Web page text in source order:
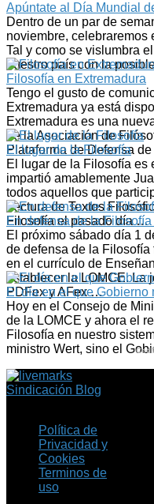
Apúntate al Día Mundial
Dentro de un par de
noviembre, celebraremos
Tal y como se vislumbra
nuestro país con la
Filosofía en Extremadura
Tengo el gusto de
Extremadura ya está
Extremadura es una
de la Asociación de
Plataforma de Defensa
El lugar de la Filosofía
El lugar de la Filosofía es
impartió amablemente
todos aquellos que
Lectura de Textos
Filosofía el pasado día …
En defensa de la
El próximo sábado día 1
de defensa de la
en el currículo de
establecer la LOMCE. La
PDFex y AFex …
El día en el que Gobierno
Hoy en el Consejo de
de la LOMCE y ahora el
Filosofía en nuestro
ministro Wert, sino el
Sindicación Blog
Política de
Privacidad y
Cookies
Terminos de
uso